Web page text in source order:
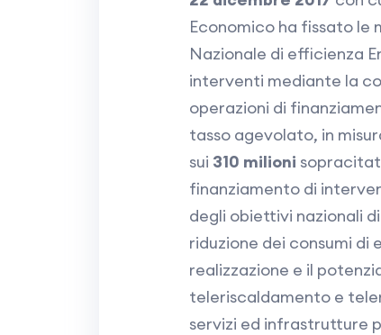
Economico ha fissato le
Nazionale di efficienza
interventi mediante la
operazioni di
tasso agevolato, in
sui 310 milioni
finanziamento di
degli obiettivi nazionali
riduzione dei consumi di
realizzazione e il
teleriscaldamento e
servizi ed infrastrutture